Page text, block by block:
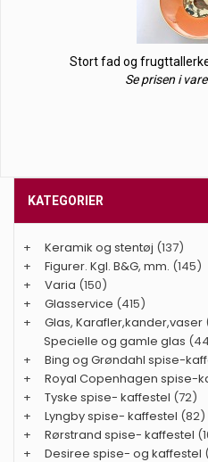
Stort fad og
Se prisen i
KATEGORIER
+ Keramik og stentøj (137)
+
Figurer. Kgl. B&G, mm. (145)
+
Varia (150)
+
Glasservice (415)
+
Glas, Karafler,kander,vaser
Specielle og gamle glas
+
Bing og Grøndahl spise-
+
Royal Copenhagen spise-
+
Tyske spise- kaffestel (72)
+
Lyngby spise- kaffestel (82)
+
Rørstrand spise- kaffestel
+
Desiree spise- og kaffestel